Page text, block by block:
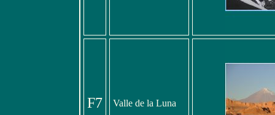
F7 Valle de la Luna